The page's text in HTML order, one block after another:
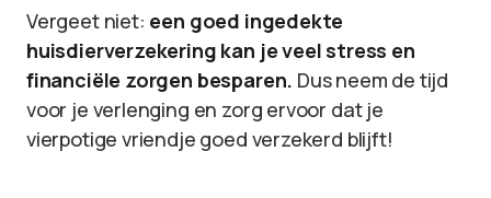
Vergeet niet: een goed ingedekte
huisdierverzekering kan je veel stress en
financiële zorgen besparen. Dus neem de tijd
voor je verlenging en zorg ervoor dat je
vierpotige vriendje goed verzekerd blijft!